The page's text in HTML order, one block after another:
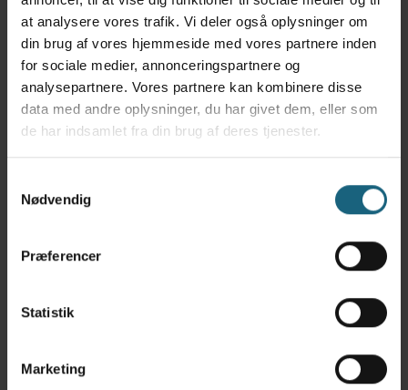
at analysere vores trafik. Vi deler også oplysninger om
din brug af vores hjemmeside med vores partnere inden
for sociale medier, annonceringspartnere og
analysepartnere. Vores partnere kan kombinere disse
data med andre oplysninger, du har givet dem, eller som
de har indsamlet fra din brug af deres tjenester.
Nødvendig
Præferencer
Statistik
Marketing
Tandrens
Tandextrationer
Fjernelse af retinerede mælketænder
Tandrøntgen
Operation ved livmoderbetændelse (hund og
Knæoperationer: Patella, korsbånd (TTA mv.)
Diverse frakturer
Ved operation af kæledyr skal du huske, at